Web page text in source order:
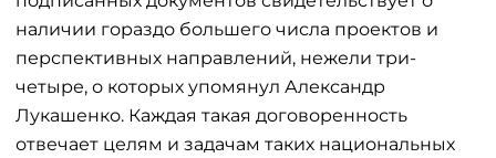
наличии гораздо большего числа проектов и
перспективных направлений, нежели три-
четыре, о которых упомянул Александр
Лукашенко. Каждая такая договоренность
отвечает целям и задачам таких национальных